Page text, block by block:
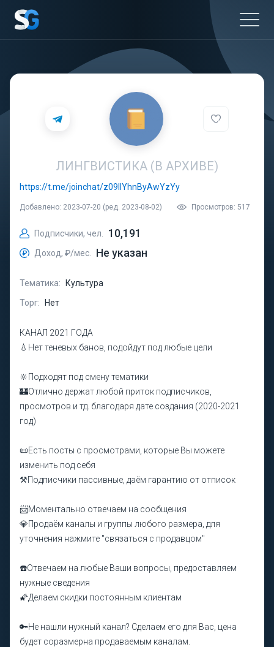
ЛИНГВИСТИКА (В АРХИВЕ)
https://t.me/joinchat/z09llYhnByAwYzYy
Добавлено: 2023-07-20 (ред. 2023-08-02) Просмотров: 517
Подписчики, чел. 10,191
Доход, ₽/мес. Не указан
Тематика:
Культура
Торг:
Нет
КАНАЛ 2021 ГОДА
💧Нет теневых банов, подойдут под любые цели
🔆Подходят под смену тематики
🏰Отлично держат любой приток подписчиков,
просмотров и тд. благодаря дате создания (2020-2021
год)
📜Есть посты с просмотрами, которые Вы можете
изменить под себя
⚒️Подписчики пассивные, даём гарантию от отписок
📨Моментально отвечаем на сообщения
💎Продаём каналы и группы любого размера, для
уточнения нажмите "связаться с продавцом"
☎️Отвечаем на любые Ваши вопросы, предоставляем
нужные сведения
🌠Делаем скидки постоянным клиентам
🔑Не нашли нужный канал? Сделаем его для Вас, цена
будет соразмерна продаваемым каналам.